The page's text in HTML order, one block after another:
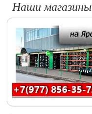
Наши магазины